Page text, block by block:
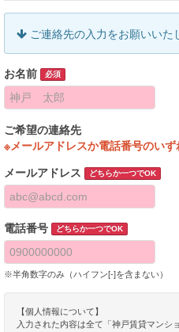
ご連絡先の入力をお願いいた
お名前 必須
ご希望の連絡先
※メールアドレスか電話番号のいず
メールアドレス どちらか一つでOK
電話番号 どちらか一つでOK
※半角数字のみ（ハイフン[-]を含まない）
【個人情報について】
入力された内容は全て「神戸賃貸マンシ